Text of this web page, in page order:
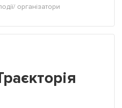
організатори